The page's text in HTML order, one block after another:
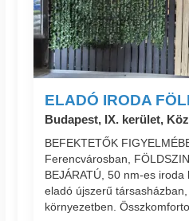
ELADÓ IRODA
Budapest, IX. kerület,
BEFEKTETŐK
Ferencvárosban,
BEJÁRATÚ, 50 nm-es
eladó újszerű
környezetben.